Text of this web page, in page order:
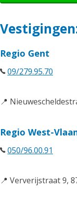
Regio Gent
09/279.95.70
📍
Regio West-
050/96.00.91
📍 Ververijstraat 9,